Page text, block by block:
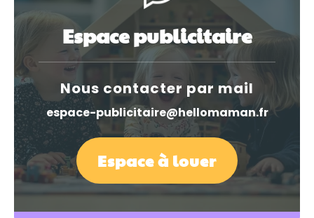
Espace publicitaire
Nous contacter par mail
espace-publicitaire@hellomaman.fr
Espace à louer